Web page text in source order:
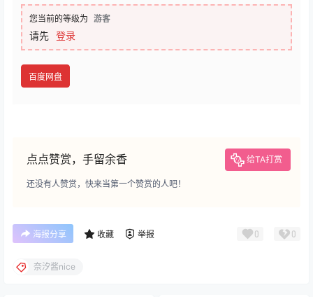
您当前的等级为 游客
请先 登录
百度网盘
点点赞赏，手留余香 给TA打赏
还没有人赞赏，快来当第一个赞赏的人吧！
海报分享 收藏 举报 0 0
奈汐酱nice